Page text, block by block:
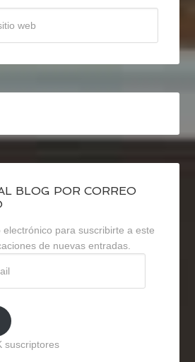
BLOG POR CORREO
para suscribirte a este
de nuevas entradas.
suscriptores